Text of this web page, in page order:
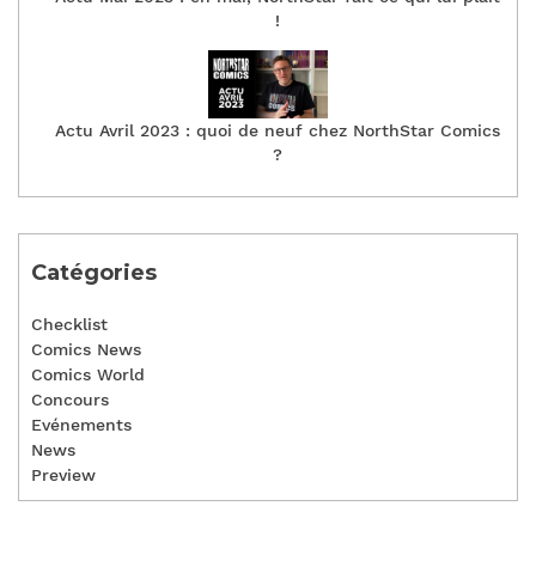
!
Actu Avril 2023 : quoi de neuf chez NorthStar Comics
?
Catégories
Checklist
Comics News
Comics World
Concours
Evénements
News
Preview